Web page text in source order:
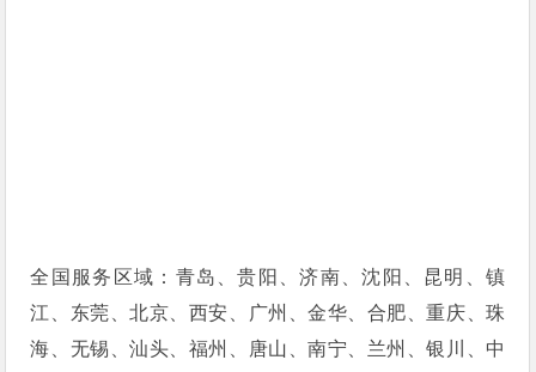
全国服务区域：青岛、贵阳、济南、沈阳、昆明、镇
江、东莞、北京、西安、广州、金华、合肥、重庆、珠
海、无锡、汕头、福州、唐山、南宁、兰州、银川、中